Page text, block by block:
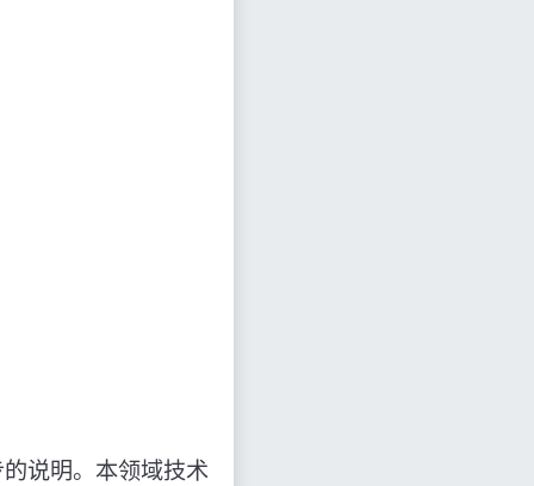
说明。本领域技术